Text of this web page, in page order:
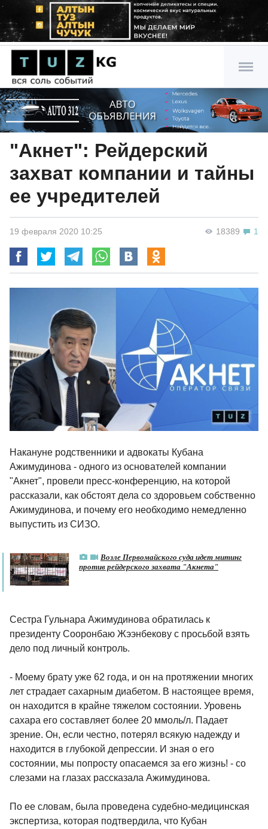
"Акнет": Рейдерский
захват компании и тайны
ее учредителей
18389 1
19 февраля 2020 10:25
Накануне родственники и адвокаты Кубана
Ажимудинова - одного из основателей компании
"Акнет", провели пресс-конференцию, на которой
рассказали, как обстоят дела со здоровьем собственно
Ажимудинова, и почему его необходимо немедленно
выпустить из СИЗО.
Возле Первомайского суда идет митинг
против рейдерского захвата "Акнета"
Сестра Гульнара Ажимудинова обратилась к
президенту Сооронбаю Жээнбекову с просьбой взять
дело под личный контроль.
- Моему брату уже 62 года, и он на протяжении многих
лет страдает сахарным диабетом. В настоящее время,
он находится в крайне тяжелом состоянии. Уровень
сахара его составляет более 20 ммоль/л. Падает
зрение. Он, если честно, потерял всякую надежду и
находится в глубокой депрессии. И зная о его
состоянии, мы попросту опасаемся за его жизнь! - со
слезами на глазах рассказала Ажимудинова.
По ее словам, была проведена судебно-медицинская
экспертиза, которая подтвердила, что Кубан